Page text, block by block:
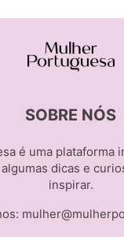
SOBRE NÓS
é uma plataforma
dicas e
inspirar.